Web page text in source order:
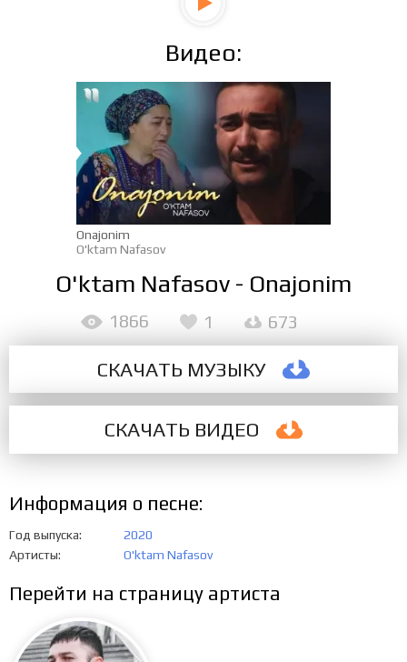
Видео:
Onajonim
O'ktam Nafasov
O'ktam Nafasov - Onajonim
СКАЧАТЬ МУЗЫКУ
СКАЧАТЬ ВИДЕО
1866 1 673
Информация о песне:
Год выпуска
2020
Артисты
O'ktam Nafasov
Перейти на страницу артиста